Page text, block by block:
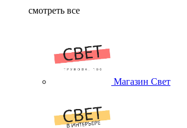
смотреть все
Магазин Свет